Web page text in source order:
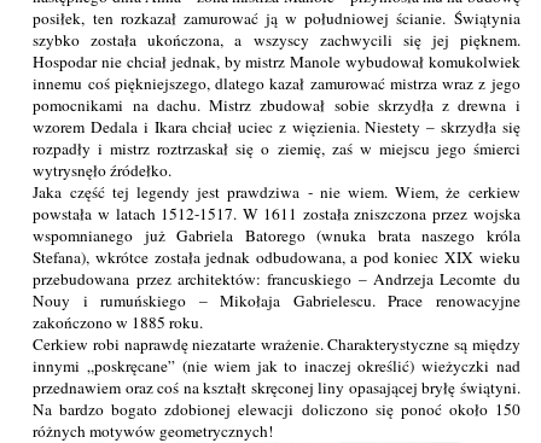
posiłek, ten rozkazał zamurować ją w południowej ścianie. Świątynia
szybko została ukończona, a wszyscy zachwycili się jej pięknem.
Hospodar nie chciał jednak, by mistrz Manole wybudował komukolwiek
innemu coś piękniejszego, dlatego kazał zamurować mistrza wraz z jego
pomocnikami na dachu. Mistrz zbudował sobie skrzydła z drewna i
wzorem Dedala i Ikara chciał uciec z więzienia. Niestety – skrzydła się
rozpadły i mistrz roztrzaskał się o ziemię, zaś w miejscu jego śmierci
wytrysnęło źródełko.
Jaka część tej legendy jest prawdziwa - nie wiem. Wiem, że cerkiew
powstała w latach 1512-1517. W 1611 została zniszczona przez wojska
wspomnianego już Gabriela Batorego (wnuka brata naszego króla
Stefana), wkrótce została jednak odbudowana, a pod koniec XIX wieku
przebudowana przez architektów: francuskiego – Andrzeja Lecomte du
Nouy i rumuńskiego – Mikołaja Gabrielescu. Prace renowacyjne
zakończono w 1885 roku.
Cerkiew robi naprawdę niezatarte wrażenie. Charakterystyczne są między
innymi „poskręcane” (nie wiem jak to inaczej określić) wieżyczki nad
przednawiem oraz coś na kształt skręconej liny opasającej bryłę świątyni.
Na bardzo bogato zdobionej elewacji doliczono się ponoć około 150
różnych motywów geometrycznych!